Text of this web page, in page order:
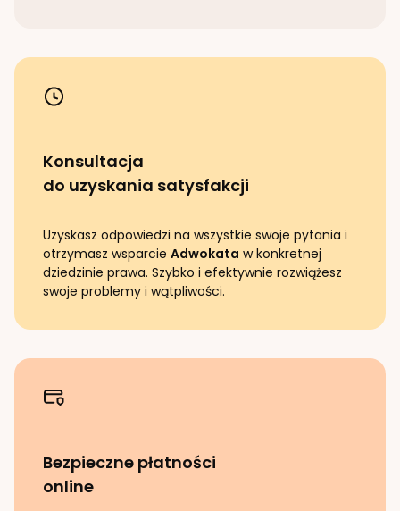
Konsultacja
do uzyskania satysfakcji
Uzyskasz odpowiedzi na wszystkie swoje pytania i
otrzymasz wsparcie Adwokata w konkretnej
dziedzinie prawa. Szybko i efektywnie rozwiążesz
swoje problemy i wątpliwości.
Bezpieczne płatności
online